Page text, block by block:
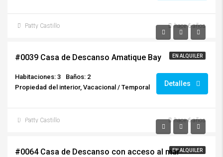
Patty Castillo hace 6 años
EN ALQUILER
$250.00/x noche
#0039 Casa de Descanso Amatique Bay
Habitaciones: 3
Baños: 2
Propiedad del interior, Vacacional / Temporal
Detalles
Patty Castillo hace 6 años
EN ALQUILER
desde
$1,950.00
#0064 Casa de Descanso con acceso al mar